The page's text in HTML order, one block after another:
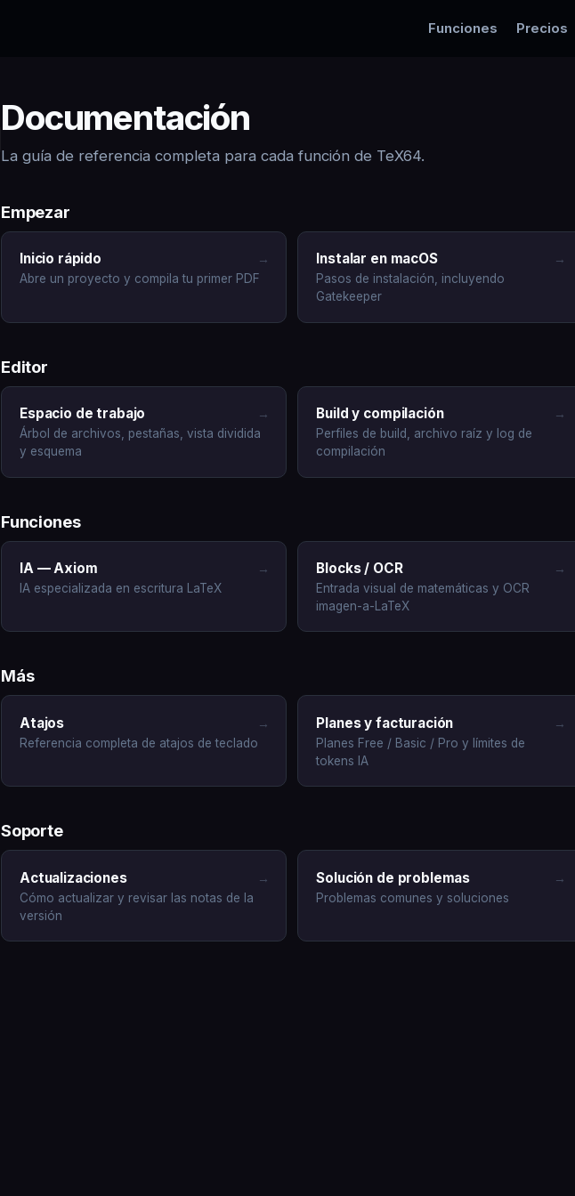
Funciones Precios
Documentación
La guía de referencia completa para cada función de TeX64.
Empezar
Inicio rápido
Abre un proyecto y compila tu primer PDF
→ Instalar en macOS
Pasos de instalación, incluyendo
Gatekeeper
→
Editor
Espacio de trabajo
Árbol de archivos, pestañas, vista dividida
y esquema
→ Build y compilación
Perfiles de build, archivo raíz y log de
compilación
→
Funciones
IA — Axiom
IA especializada en escritura LaTeX
→ Blocks / OCR
Entrada visual de matemáticas y OCR
imagen-a-LaTeX
→
Más
Atajos
Referencia completa de atajos de teclado
→ Planes y facturación
Planes Free / Basic / Pro y límites de
tokens IA
→
Soporte
Actualizaciones
Cómo actualizar y revisar las notas de la
versión
→ Solución de problemas
Problemas comunes y soluciones
→